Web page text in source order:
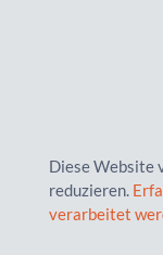
Diese Website
reduzieren.
verarbeitet